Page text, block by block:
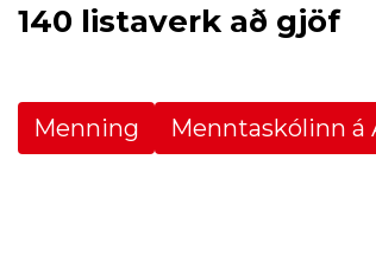
140 listaverk að gjöf
Menning Menntaskólinn á